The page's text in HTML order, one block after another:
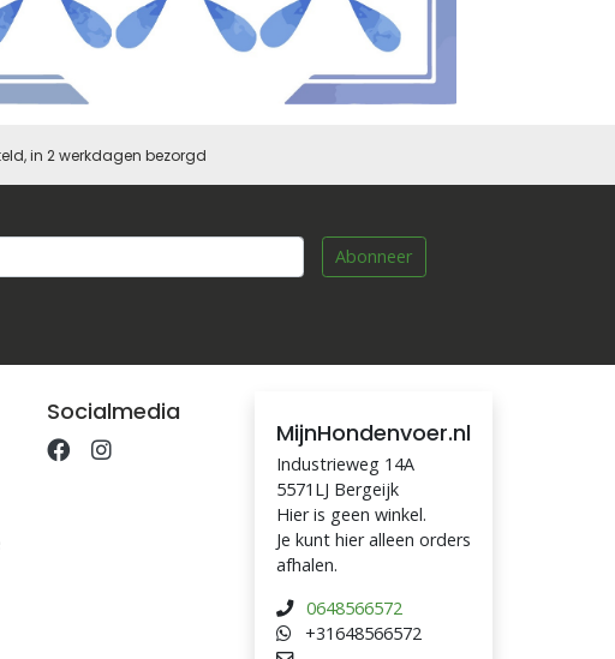
in 2 werkdagen bezorgd
Abonneer
Socialmedia
MijnHondenvoer.nl
Industrieweg 14A
5571LJ Bergeijk
Hier is geen winkel.
Je kunt hier alleen orders
afhalen.
0648566572
+31648566572